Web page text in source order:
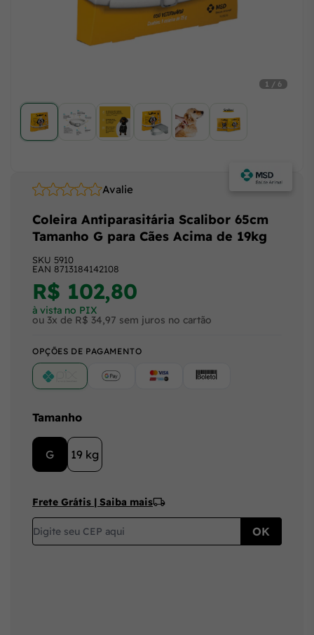
1 / 6
Avalie
SKU 5910
EAN 8713184142108
Coleira Antiparasitária Scalibor 65cm
Tamanho G para Cães Acima de 19kg
R$ 102,80
à vista no PIX
ou 3x de R$ 34,97 sem juros no cartão
OPÇÕES DE PAGAMENTO
Google Pay (Crédito/Débito)
Cartão Boleto
Frete Grátis | Saiba mais
Tamanho
G 19 kg